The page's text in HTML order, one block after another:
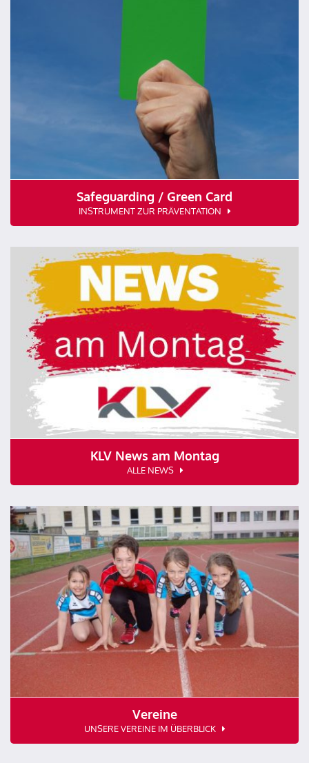
Safeguarding / Green Card
INSTRUMENT ZUR PRÄVENTATION
KLV News am Montag
ALLE NEWS
Vereine
UNSERE VEREINE IM ÜBERBLICK